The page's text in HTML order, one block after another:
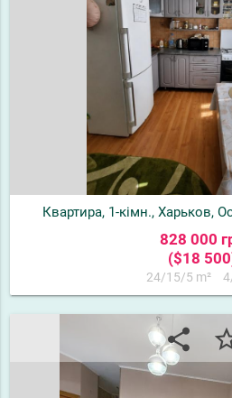
Квартира, 1-кімн., Харьков,
828 000
($18
24/15/5 m²
share